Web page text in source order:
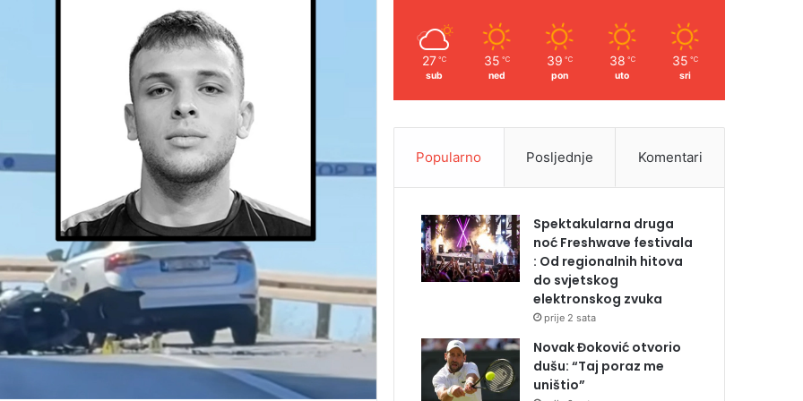
27 ℃
sub
35 ℃
ned
39 ℃
pon
38 ℃
uto
35 ℃
sri
Popularno Posljednje Komentari
Spektakularna druga
noć Freshwave festivala
: Od regionalnih hitova
do svjetskog
elektronskog zvuka
prije 2 sata
Novak Đoković otvorio
dušu: “Taj poraz me
uništio”